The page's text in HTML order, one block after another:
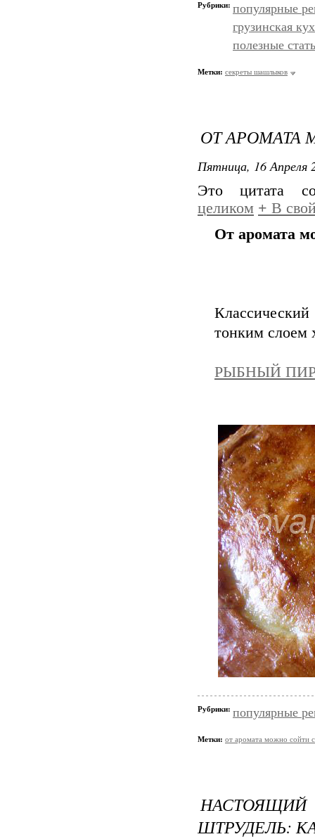
Рубрики: популярные
грузинская
полезные
Метки: секреты шашлыков
ОТ АРОМАТА
Пятница, 16 Апреля
Это цитата
целиком + В
От аромата
тонким слоем
РЫБНЫЙ
Рубрики: популярные
Метки: от аромата можно сойти
ШТРУДЕЛЬ: